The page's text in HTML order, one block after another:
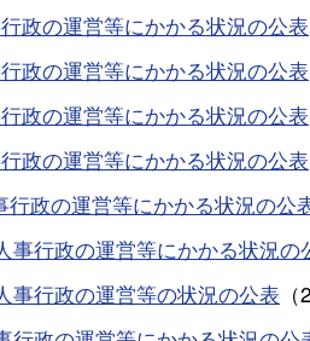
政の運営等にかかる状況の公表
政の運営等にかかる状況の公表
政の運営等にかかる状況の公表
政の運営等にかかる状況の公表
行政の運営等にかかる状況の公
行政の運営等にかかる状況の
行政の運営等の状況の公表 （